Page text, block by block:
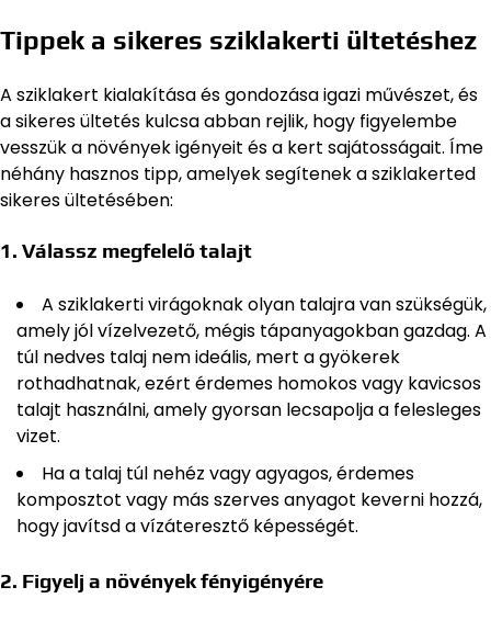
Tippek a sikeres sziklakerti ültetéshez
A sziklakert kialakítása és gondozása igazi művészet, és
a sikeres ültetés kulcsa abban rejlik, hogy figyelembe
vesszük a növények igényeit és a kert sajátosságait. Íme
néhány hasznos tipp, amelyek segítenek a sziklakerted
sikeres ültetésében:
1. Válassz megfelelő talajt
A sziklakerti virágoknak olyan talajra van szükségük,
amely jól vízelvezető, mégis tápanyagokban gazdag. A
túl nedves talaj nem ideális, mert a gyökerek
rothadhatnak, ezért érdemes homokos vagy kavicsos
talajt használni, amely gyorsan lecsapolja a felesleges
vizet.
Ha a talaj túl nehéz vagy agyagos, érdemes
komposztot vagy más szerves anyagot keverni hozzá,
hogy javítsd a vízáteresztő képességét.
2. Figyelj a növények fényigényére